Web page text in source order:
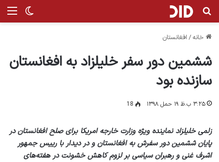
تغییر جستجو برای
خانه/ افغانستان
ششمین دور سفر خلیلزاد به افغانستان
سازنده بود
۳:۲۵ ب.ظ ۱۹ حمل ۱۳۹۸ 18
زلمی خلیلزاد نماینده‎ ویژه‌ وزارت خارجه‌ امریکا برای صلح افغانستان در
پایان ششمین دور سفرش به افغانستان و در دیدار با رییس‌ جمهور
اشرف غنی و رهبران سیاسی بر لزوم کاهش خشونت در هفته‌های